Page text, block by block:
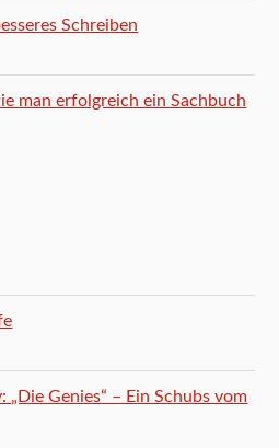
Schreiben
man erfolgreich ein Sachbuch
„Die Genies“ – Ein Schubs vom